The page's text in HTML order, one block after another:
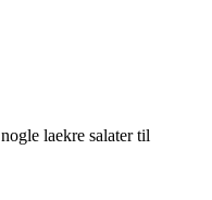
laekre salater til